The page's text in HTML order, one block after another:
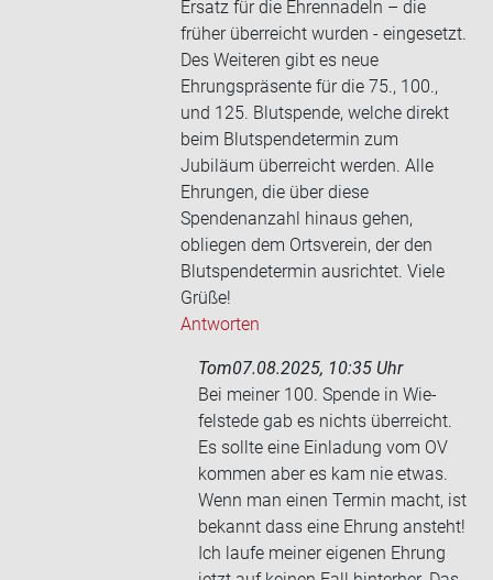
Ersatz für die Ehrennadeln – die
früher überreicht wurden - eingesetzt.
Des Weiteren gibt es neue
Ehrungspräsente für die 75., 100.,
und 125. Blutspende, welche direkt
beim Blutspendetermin zum
Jubiläum überreicht werden. Alle
Ehrungen, die über diese
Spendenanzahl hinaus gehen,
obliegen dem Ortsverein, der den
Blutspendetermin ausrichtet. Viele
Grüße!
Antworten
Tom07.08.2025, 10:35 Uhr
Bei mei­ner 100. Spen­de in Wie­
felste­de gab es nichts über­reicht.
Es soll­te eine Ein­la­dung vom OV
kom­men aber es kam nie etwas.
Wenn man einen Ter­min macht, ist
be­kannt dass eine Eh­rung an­steht!
Ich laufe mei­ner ei­ge­nen Eh­rung